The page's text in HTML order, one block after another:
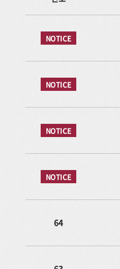
NOTICE
NOTICE
NOTICE
NOTICE
64